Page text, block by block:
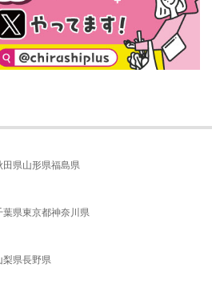
田県山形県福島県
葉県東京都神奈川県
梨県長野県